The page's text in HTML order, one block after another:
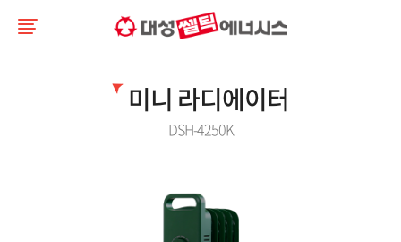
미니 라디에이터
DSH-4250K